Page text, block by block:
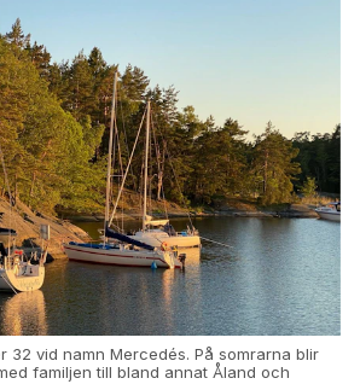
32 vid namn Mercedés. På somrarna blir
familjen till bland annat Åland och